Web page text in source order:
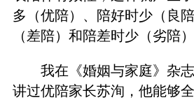
多（优陪）、陪好时少（良
（差陪）和陪差时少（劣陪）
我在《婚姻与家庭》杂
讲过优陪家长苏洵，他能够